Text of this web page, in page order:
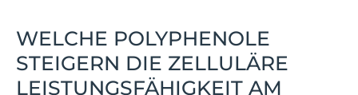
WELCHE POLYPHENOLE
STEIGERN DIE ZELLULÄRE
LEISTUNGSFÄHIGKEIT AM